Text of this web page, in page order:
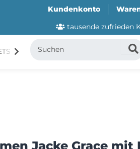
Kundenkonto
tausende zufrieden
CANI.COOL SUITICAL
Jacke Grace mit